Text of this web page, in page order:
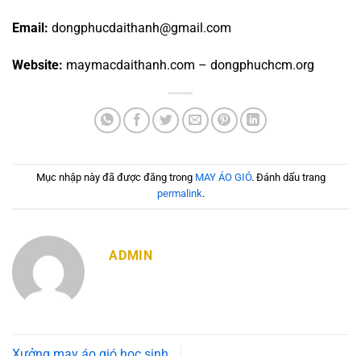
Email: dongphucdaithanh@gmail.com
Website: maymacdaithanh.com – dongphuchcm.org
Mục nhập này đã được đăng trong MAY ÁO GIÓ. Đánh dấu trang
permalink.
ADMIN